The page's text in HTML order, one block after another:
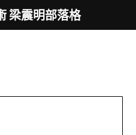
梁震明部落格